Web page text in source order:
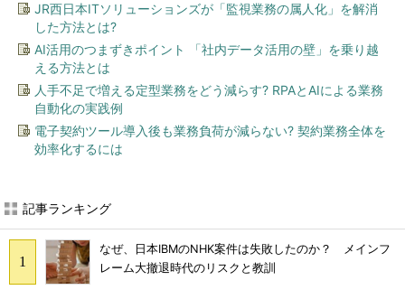
JR西日本ITソリューションズが「監視業務の属人化」を解消
した方法とは?
AI活用のつまずきポイント 「社内データ活用の壁」を乗り越
える方法とは
人手不足で増える定型業務をどう減らす? RPAとAIによる業務
自動化の実践例
電子契約ツール導入後も業務負荷が減らない? 契約業務全体を
効率化するには
記事ランキング
なぜ、日本IBMのNHK案件は失敗したのか？ メインフ
レーム大撤退時代のリスクと教訓